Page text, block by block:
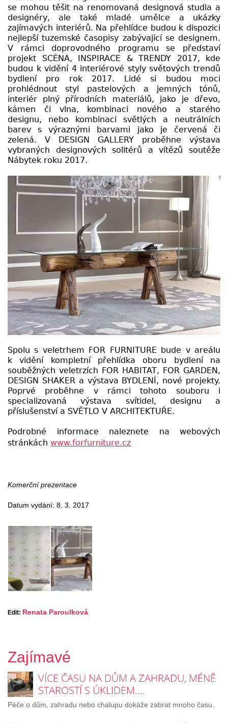
se mohou těšit na renomovaná designová studia a
designéry, ale také mladé umělce a ukázky
zajímavých interiérů. Na přehlídce budou k dispozici
nejlepší tuzemské časopisy zabývající se designem.
V rámci doprovodného programu se představí
projekt SCÉNA, INSPIRACE & TRENDY 2017, kde
budou k vidění 4 interiérové styly světových trendů
bydlení pro rok 2017. Lidé si budou moci
prohlédnout styl pastelových a jemných tónů,
interiér plný přírodních materiálů, jako je dřevo,
kámen či vlna, kombinaci nového a starého
designu, nebo kombinaci světlých a neutrálních
barev s výraznými barvami jako je červená či
zelená. V DESIGN GALLERY proběhne výstava
vybraných designových solitérů a vítězů soutěže
Nábytek roku 2017.
Spolu s veletrhem FOR FURNITURE bude v areálu
k vidění kompletní přehlídka oboru bydlení na
souběžných veletrzích FOR HABITAT, FOR GARDEN,
DESIGN SHAKER a výstava BYDLENÍ, nové projekty.
Poprvé proběhne v rámci tohoto souboru i
specializovaná výstava svítidel, designu a
příslušenství a SVĚTLO V ARCHITEKTUŘE.
Podrobné informace naleznete na webových
stránkách www.forfurniture.cz
Komerční prezentace
Datum vydání: 8. 3. 2017
Edit: Renata Paroulková
Zajímavé
VÍCE ČASU NA DŮM A ZAHRADU, MÉNĚ
STAROSTÍ S ÚKLIDEM.…
Péče o dům, zahradu nebo chalupu dokáže zabrat mnoho času.